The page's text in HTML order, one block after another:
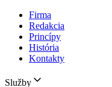
Firma
Redakcia
Princípy
História
Kontakty
Služby